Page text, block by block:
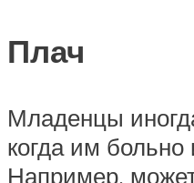
Плач
Младенцы
когда им
Например,